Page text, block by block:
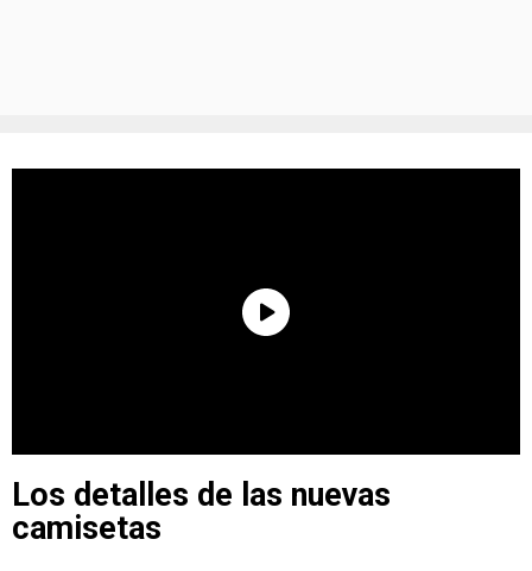
Los detalles de las nuevas
camisetas